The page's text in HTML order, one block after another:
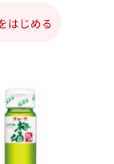
はじめる